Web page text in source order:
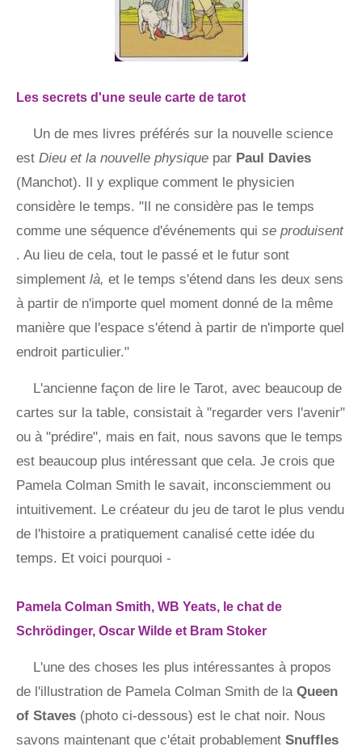
Les secrets d'une seule carte de tarot
Un de mes livres préférés sur la nouvelle science
est Dieu et la nouvelle physique par Paul Davies
(Manchot). Il y explique comment le physicien
considère le temps. "Il ne considère pas le temps
comme une séquence d'événements qui se produisent
. Au lieu de cela, tout le passé et le futur sont
simplement là, et le temps s'étend dans les deux sens
à partir de n'importe quel moment donné de la même
manière que l'espace s'étend à partir de n'importe quel
endroit particulier."
L'ancienne façon de lire le Tarot, avec beaucoup de
cartes sur la table, consistait à "regarder vers l'avenir"
ou à "prédire", mais en fait, nous savons que le temps
est beaucoup plus intéressant que cela. Je crois que
Pamela Colman Smith le savait, inconsciemment ou
intuitivement. Le créateur du jeu de tarot le plus vendu
de l'histoire a pratiquement canalisé cette idée du
temps. Et voici pourquoi -
Pamela Colman Smith, WB Yeats, le chat de
Schrödinger, Oscar Wilde et Bram Stoker
L'une des choses les plus intéressantes à propos
de l'illustration de Pamela Colman Smith de la Queen
of Staves (photo ci-dessous) est le chat noir. Nous
savons maintenant que c'était probablement Snuffles